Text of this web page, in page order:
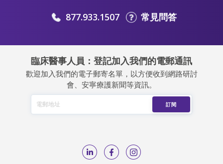
877.933.1507 常見問答
臨床醫事人員：登記加入我們的電郵通訊
歡迎加入我們的電子郵寄名單，以方便收到網路研討
會、安寧療護新聞等資訊。